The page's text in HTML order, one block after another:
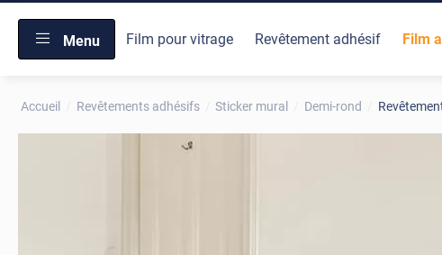
Menu Film pour vitrage Revêtement adhésif Film
Accueil Revêtements adhésifs Sticker mural Demi-rond